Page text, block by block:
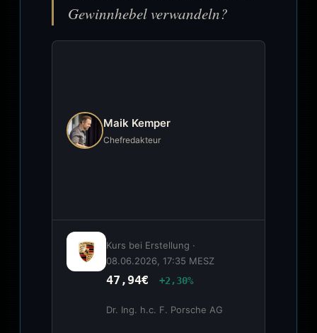
Gewinnhebel verwandeln?
Maik Kemper
Chefredakteur
Kurs bei Erstellung ·
08.06.2026, 17:35 MESZ
47,94€ +2,30%
Dr. Ing. h.c. F. Porsche AG